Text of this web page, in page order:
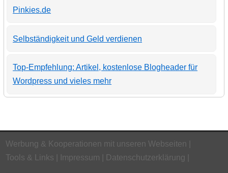
Pinkies.de
Selbständigkeit und Geld verdienen
Top-Empfehlung: Artikel, kostenlose Blogheader für
Wordpress und vieles mehr
Werbung & Kooperationen mit unseren Webseiten
Tools & Links
Impressum Datenschutzerklärung